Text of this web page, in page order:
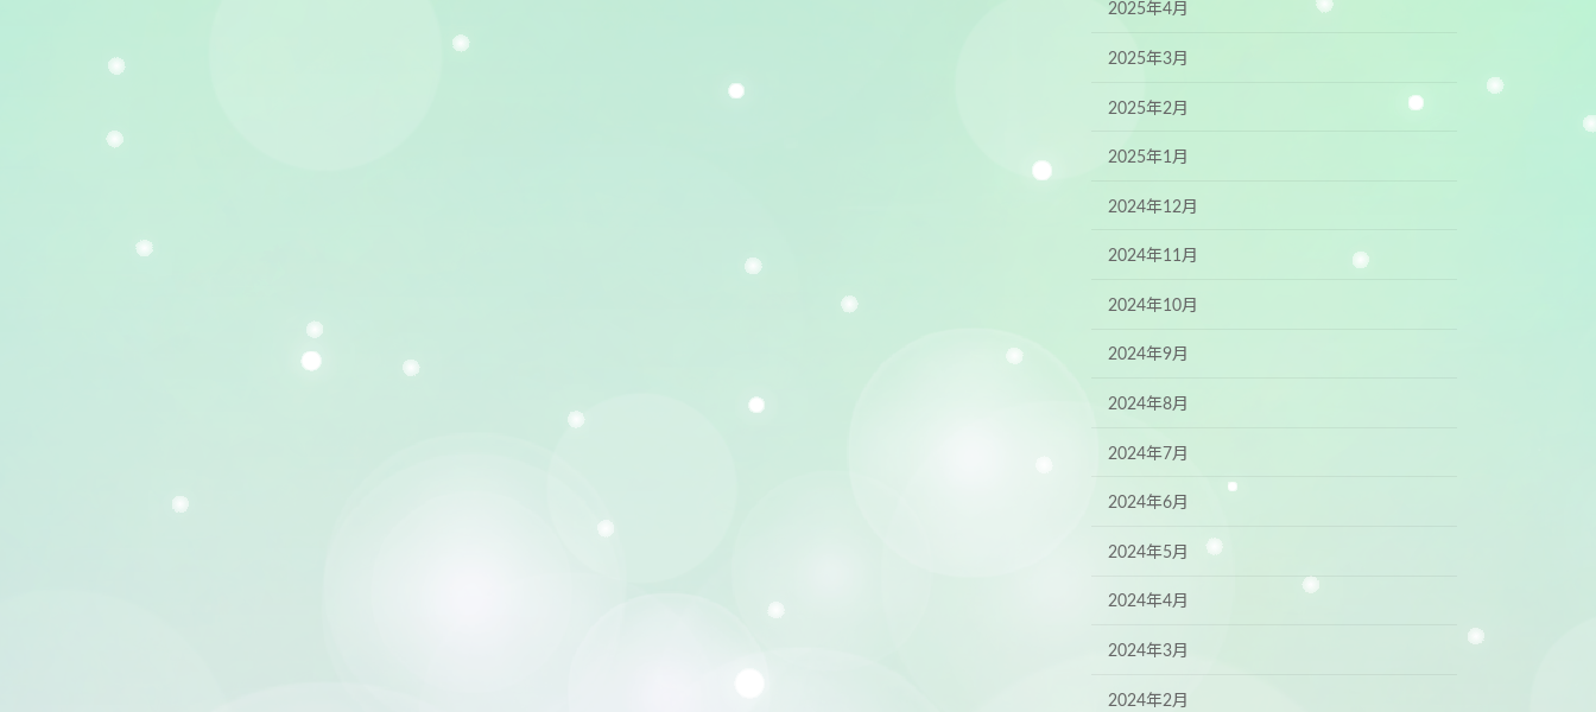
2025年4月
2025年3月
2025年2月
2025年1月
2024年12月
2024年11月
2024年10月
2024年9月
2024年8月
2024年7月
2024年6月
2024年5月
2024年4月
2024年3月
2024年2月